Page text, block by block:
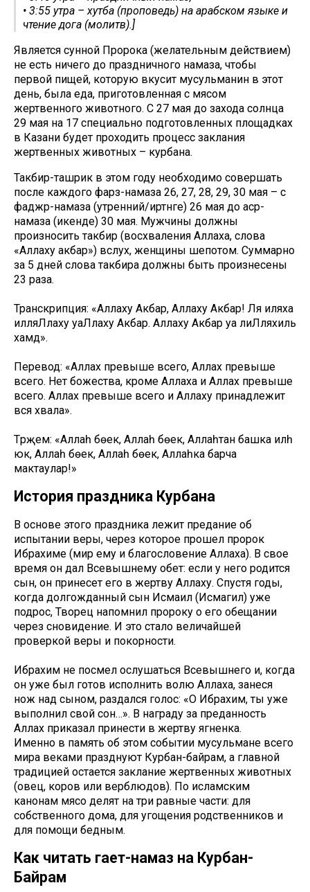
• 3:55 утра – хутба (проповедь) на арабском языке и
чтение дога (молитв).]
Является сунной Пророка (желательным действием)
не есть ничего до праздничного намаза, чтобы
первой пищей, которую вкусит мусульманин в этот
день, была еда, приготовленная с мясом
жертвенного животного. С 27 мая до захода солнца
29 мая на 17 специально подготовленных площадках
в Казани будет проходить процесс заклания
жертвенных животных – курбана.
Такбир-ташрик в этом году необходимо совершать
после каждого фарз-намаза 26, 27, 28, 29, 30 мая – с
фаджр-намаза (утренний/иртәнге) 26 мая до аср-
намаза (икенде) 30 мая. Мужчины должны
произносить такбир (восхваления Аллаха, слова
«Аллаху акбар») вслух, женщины шепотом. Суммарно
за 5 дней слова такбира должны быть произнесены
23 раза.
Транскрипция: «Аллаху Акбар, Аллаху Акбар! Ля иляха
илляЛлаху уаЛлаху Акбар. Аллаху Акбар уа лиЛляхиль
хамд».
Перевод: «Аллах превыше всего, Аллах превыше
всего. Нет божества, кроме Аллаха и Аллах превыше
всего. Аллах превыше всего и Аллаху принадлежит
вся хвала».
Тәрҗемә: «Аллаһ бөек, Аллаһ бөек, Аллаһтан башка иләһ
юк, Аллаһ бөек, Аллаһ бөек, Аллаһка барча
мактаулар!»
История праздника Курбана
В основе этого праздника лежит предание об
испытании веры, через которое прошел пророк
Ибрахиме (мир ему и благословение Аллаха). В свое
время он дал Всевышнему обет: если у него родится
сын, он принесет его в жертву Аллаху. Спустя годы,
когда долгожданный сын Исмаил (Исмагил) уже
подрос, Творец напомнил пророку о его обещании
через сновидение. И это стало величайшей
проверкой веры и покорности.
Ибрахим не посмел ослушаться Всевышнего и, когда
он уже был готов исполнить волю Аллаха, занеся
нож над сыном, раздался голос: «О Ибрахим, ты уже
выполнил свой сон…». В награду за преданность
Аллах приказал принести в жертву ягненка.
Именно в память об этом событии мусульмане всего
мира веками празднуют Курбан-байрам, а главной
традицией остается заклание жертвенных животных
(овец, коров или верблюдов). По исламским
канонам мясо делят на три равные части: для
собственного дома, для угощения родственников и
для помощи бедным.
Как читать гает-намаз на Курбан-
Байрам